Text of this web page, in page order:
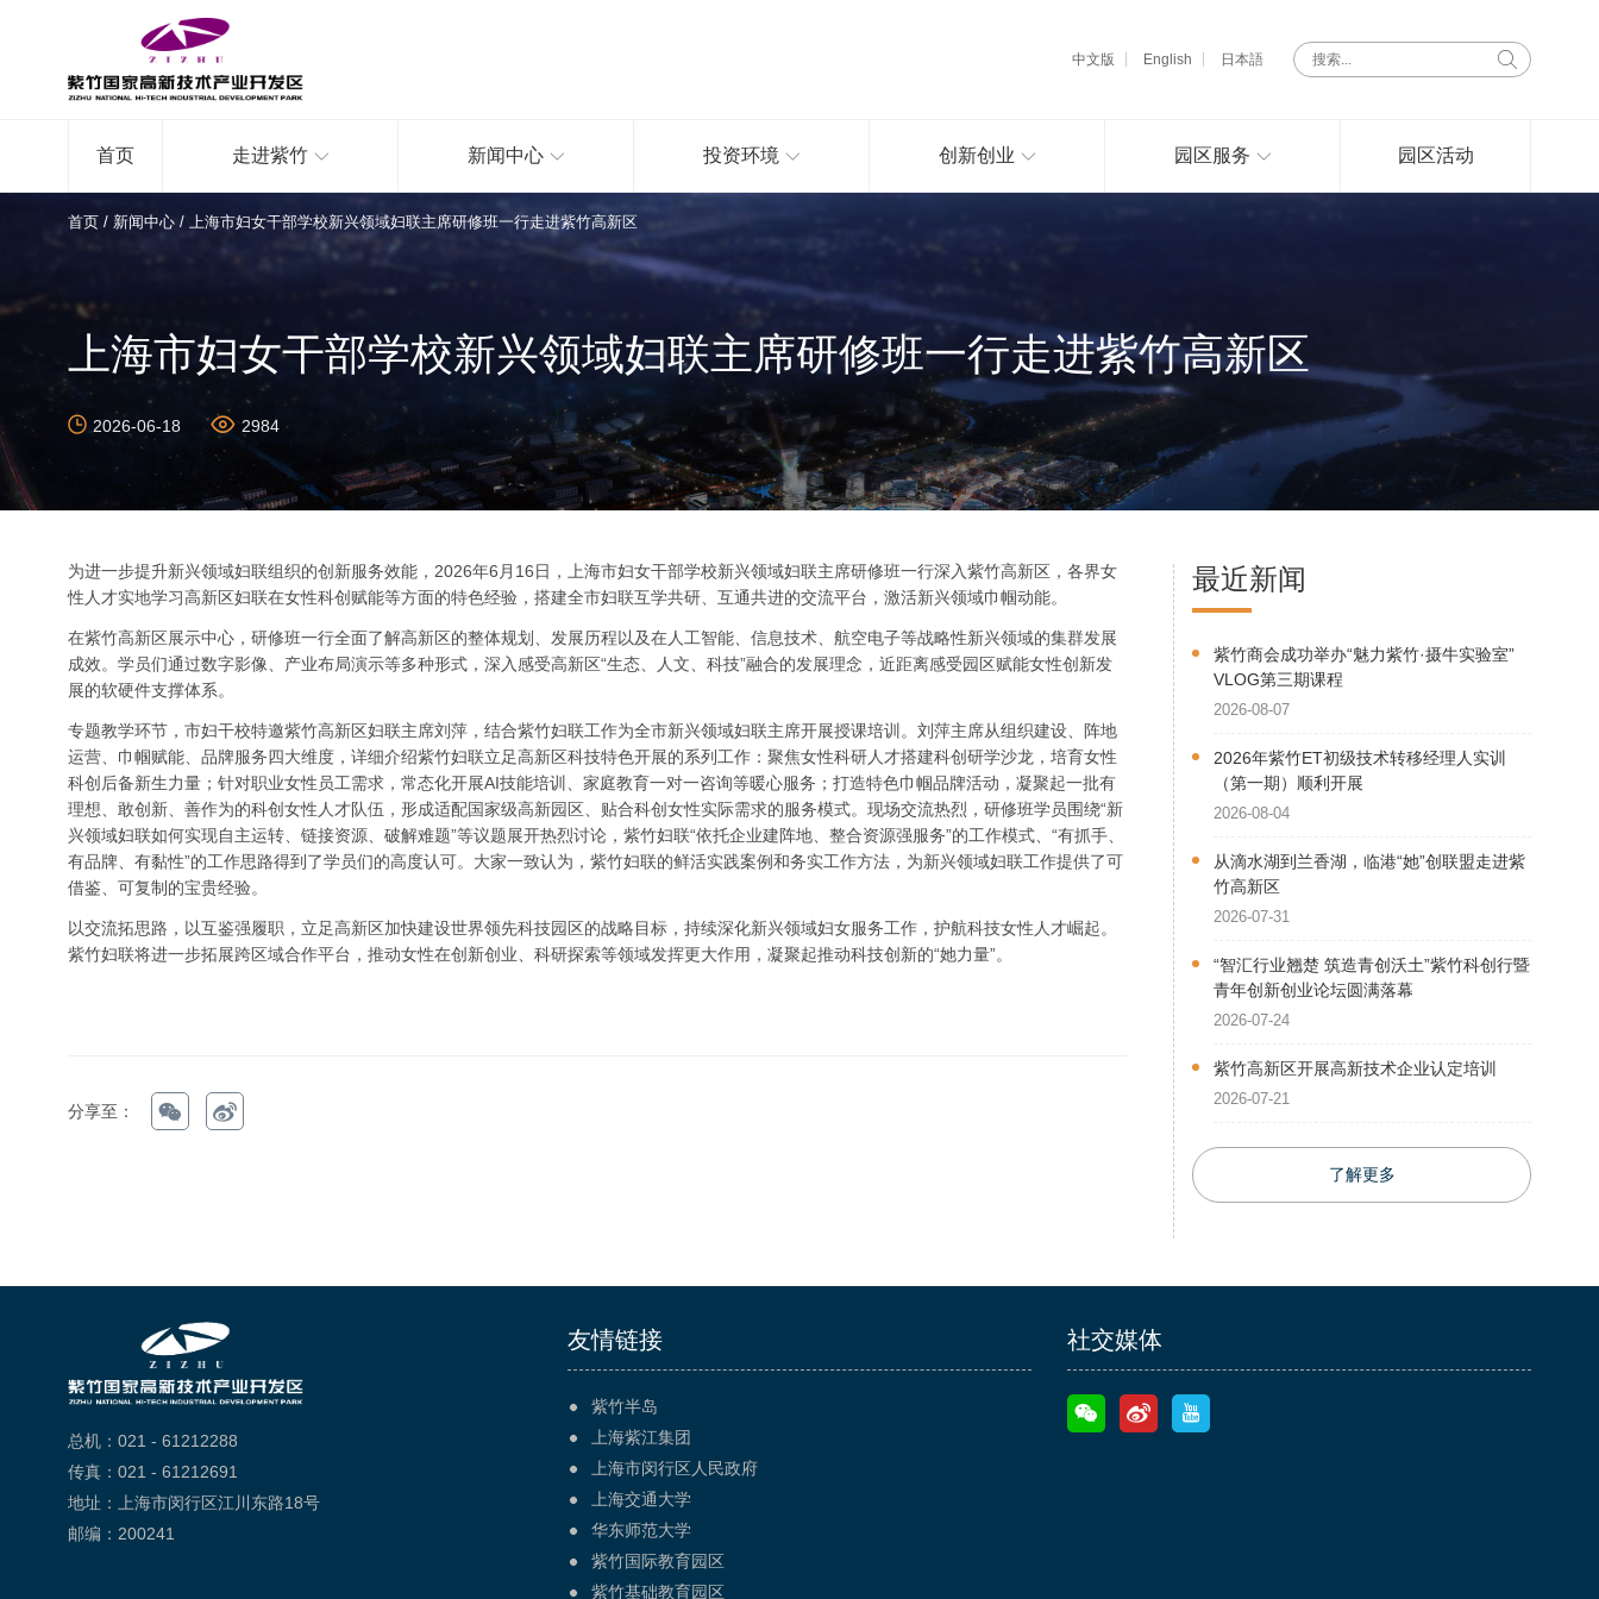
中文版 English 日本語
首页 走进紫竹 新闻中心 投资环境 创新创业 园区服务 园区活动
首页 / 新闻中心 / 上海市妇女干部学校新兴领域妇联主席研修班一行走进紫竹高新区
上海市妇女干部学校新兴领域妇联主席研修班一行走进紫竹高新区
2026-06-18 2984
为进一步提升新兴领域妇联组织的创新服务效能，2026年6月16日，上海市妇女干部学校新兴领域妇联主席研修班一行深入紫竹高新区，各界女
性人才实地学习高新区妇联在女性科创赋能等方面的特色经验，搭建全市妇联互学共研、互通共进的交流平台，激活新兴领域巾帼动能。
在紫竹高新区展示中心，研修班一行全面了解高新区的整体规划、发展历程以及在人工智能、信息技术、航空电子等战略性新兴领域的集群发展
成效。学员们通过数字影像、产业布局演示等多种形式，深入感受高新区“生态、人文、科技”融合的发展理念，近距离感受园区赋能女性创新发
展的软硬件支撑体系。
专题教学环节，市妇干校特邀紫竹高新区妇联主席刘萍，结合紫竹妇联工作为全市新兴领域妇联主席开展授课培训。刘萍主席从组织建设、阵地
运营、巾帼赋能、品牌服务四大维度，详细介绍紫竹妇联立足高新区科技特色开展的系列工作：聚焦女性科研人才搭建科创研学沙龙，培育女性
科创后备新生力量；针对职业女性员工需求，常态化开展AI技能培训、家庭教育一对一咨询等暖心服务；打造特色巾帼品牌活动，凝聚起一批有
理想、敢创新、善作为的科创女性人才队伍，形成适配国家级高新园区、贴合科创女性实际需求的服务模式。现场交流热烈，研修班学员围绕“新
兴领域妇联如何实现自主运转、链接资源、破解难题”等议题展开热烈讨论，紫竹妇联“依托企业建阵地、整合资源强服务”的工作模式、“有抓手、
有品牌、有黏性”的工作思路得到了学员们的高度认可。大家一致认为，紫竹妇联的鲜活实践案例和务实工作方法，为新兴领域妇联工作提供了可
借鉴、可复制的宝贵经验。
以交流拓思路，以互鉴强履职，立足高新区加快建设世界领先科技园区的战略目标，持续深化新兴领域妇女服务工作，护航科技女性人才崛起。
紫竹妇联将进一步拓展跨区域合作平台，推动女性在创新创业、科研探索等领域发挥更大作用，凝聚起推动科技创新的“她力量”。
分享至：
最近新闻
紫竹商会成功举办“魅力紫竹·摄牛实验室”
VLOG第三期课程
2026-08-07
2026年紫竹ET初级技术转移经理人实训
（第一期）顺利开展
2026-08-04
从滴水湖到兰香湖，临港“她”创联盟走进紫
竹高新区
2026-07-31
“智汇行业翘楚 筑造青创沃土”紫竹科创行暨
青年创新创业论坛圆满落幕
2026-07-24
紫竹高新区开展高新技术企业认定培训
2026-07-21
了解更多
总机：021 - 61212288
传真：021 - 61212691
地址：上海市闵行区江川东路18号
邮编：200241
友情链接
紫竹半岛
上海紫江集团
上海市闵行区人民政府
上海交通大学
华东师范大学
紫竹国际教育园区
紫竹基础教育园区
社交媒体